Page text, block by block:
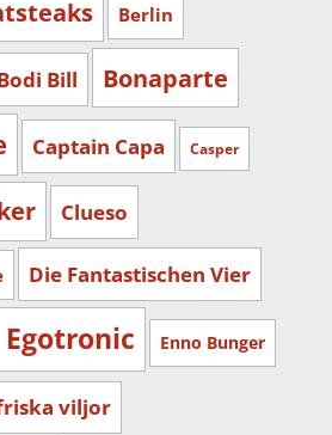
Berlin
Bill Bonaparte
Captain Capa Casper
Clueso
Die Fantastischen Vier
Egotronic Enno Bunger
viljor